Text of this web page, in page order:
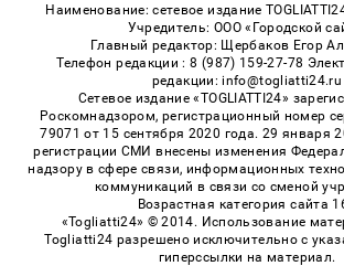
Наименование: сетевое издание
Учредитель: ООО «Городской
Главный редактор: Щербаков Егор
Телефон редакции : 8 (987) 159-27-78
редакции: info@togliatti24.ru
Сетевое издание «TOGLIATTI24»
Роскомнадзором, регистрационный номер
79071 от 15 сентября 2020 года. 29 января
регистрации СМИ внесены изменения
надзору в сфере связи, информационных
коммуникаций в связи со сменой
Возрастная категория сайта
«Togliatti24» © 2014. Использование
Togliatti24 разрешено исключительно с
гиперссылки на материал.